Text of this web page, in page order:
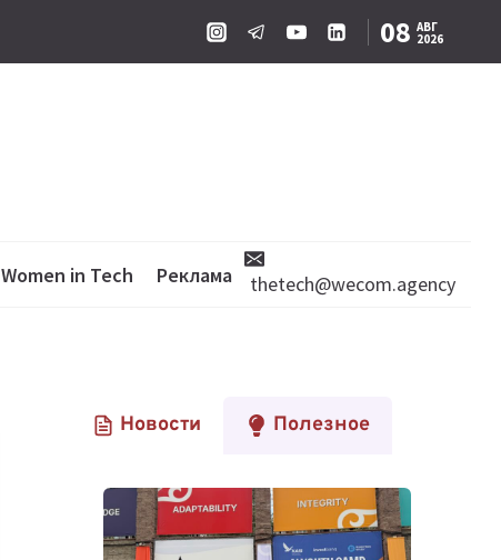
08 АВГ
2026
Women in Tech Реклама thetech@wecom.agency
Новости Полезное